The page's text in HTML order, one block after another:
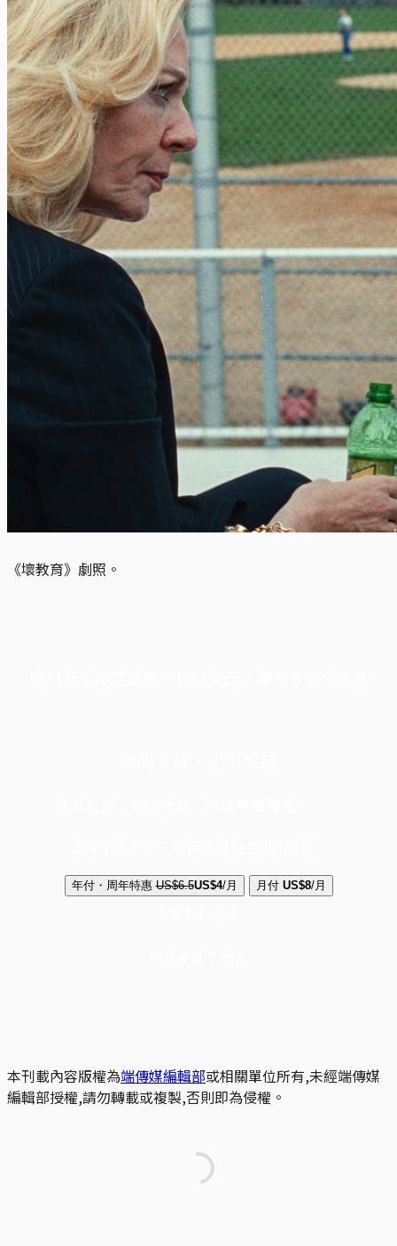
《壞教育》劇照。
年付・周年特惠 US$6.5US$4/月 月付 US$8/月
本刊載內容版權為端傳媒編輯部或相關單位所有,未經端傳媒
編輯部授權,請勿轉載或複製,否則即為侵權。